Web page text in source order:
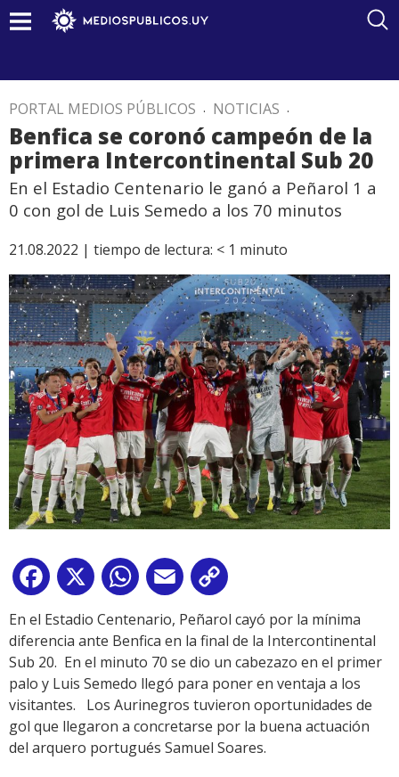
PORTAL MEDIOS PÚBLICOS . NOTICIAS .
Benfica se coronó campeón de la
primera Intercontinental Sub 20
En el Estadio Centenario le ganó a Peñarol 1 a
0 con gol de Luis Semedo a los 70 minutos
21.08.2022 | tiempo de lectura: < 1 minuto
Facebook
X WhatsApp
Email
Link
En el Estadio Centenario, Peñarol cayó por la mínima
diferencia ante Benfica en la final de la Intercontinental
Sub 20. En el minuto 70 se dio un cabezazo en el primer
palo y Luis Semedo llegó para poner en ventaja a los
visitantes. Los Aurinegros tuvieron oportunidades de
gol que llegaron a concretarse por la buena actuación
del arquero portugués Samuel Soares.